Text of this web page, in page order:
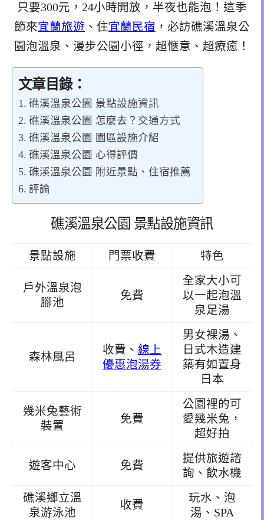
只要300元，24小時開放，半夜也能泡！這季
節來宜蘭旅遊 、住宜蘭民宿 ，必訪礁溪溫泉公
園泡溫泉、漫步公園小徑，超愜意、超療癒！
文章目錄：
礁溪溫泉公園 景點設施資訊
礁溪溫泉公園 怎麼去？交通方式
礁溪溫泉公園 園區設施介紹
礁溪溫泉公園 心得評價
礁溪溫泉公園 附近景點、住宿推薦
評論
礁溪溫泉公園 景點設施資訊
景點設施 門票收費 特色
戶外溫泉泡
腳池
免費
全家大小可
以一起泡溫
泉足湯
森林風呂
收費、 線上
優惠泡湯券
男女裸湯、
日式木造建
築有如置身
日本
幾米兔藝術
裝置
免費
公園裡的可
愛幾米兔，
超好拍
遊客中心 免費
提供旅遊諮
詢、飲水機
礁溪鄉立溫
泉游泳池
收費
玩水、泡
湯、SPA